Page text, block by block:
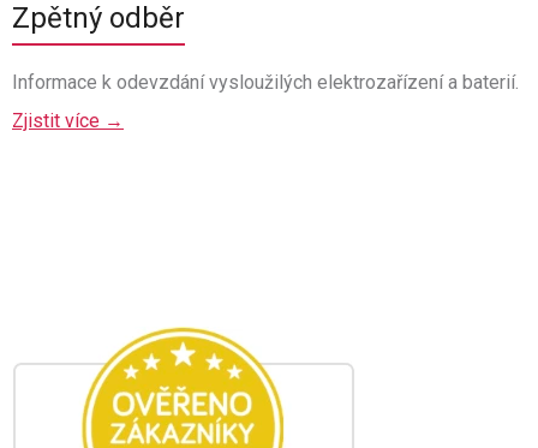
Zpětný odběr
Informace k odevzdání vysloužilých elektrozařízení a baterií.
Zjistit více →